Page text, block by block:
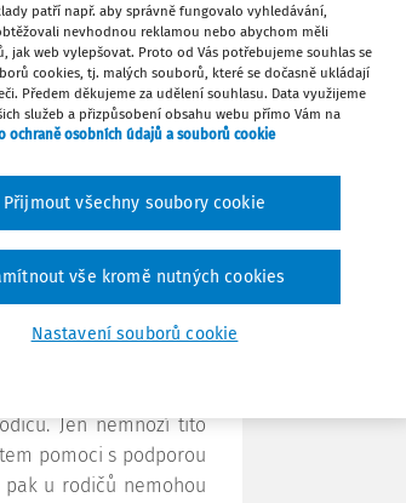
děti negativní vliv, je
se nad monitorem,
přístup k nevhodným
existuje celá řada.
technologie do výuky
Takovýto přístup ale
Kde jinde se mají
Kdo jiný jim má
Jen nemnozí tito
pomoci s podporou
pak u rodičů nemohou
Poznámka
patří např. aby správně fungovalo vyhledávání,
nevhodnou reklamou nebo abychom měli
jak web vylepšovat. Proto od Vás potřebujeme souhlas se
cookies, tj. malých souborů, které se dočasně ukládají
Předem děkujeme za udělení souhlasu. Data využijeme
služeb a přizpůsobení obsahu webu přímo Vám na
ochraně osobních údajů a souborů cookie
Nastavení souborů cookie
vše kromě nutných cookies
Přijmout všechny soubory cookie